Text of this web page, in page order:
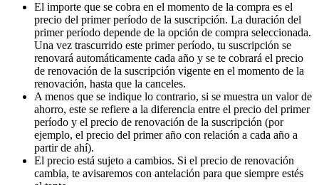
El importe que se cobra en el momento de la compra es el
precio del primer período de la suscripción. La duración del
primer período depende de la opción de compra seleccionada.
Una vez trascurrido este primer período, tu suscripción se
renovará automáticamente cada año y se te cobrará el precio
de renovación de la suscripción vigente en el momento de la
renovación, hasta que la canceles.
A menos que se indique lo contrario, si se muestra un valor de
ahorro, este se refiere a la diferencia entre el precio del primer
período y el precio de renovación de la suscripción (por
ejemplo, el precio del primer año con relación a cada año a
partir de ahí).
El precio está sujeto a cambios. Si el precio de renovación
cambia, te avisaremos con antelación para que siempre estés